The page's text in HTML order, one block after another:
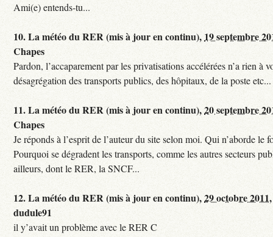
Ami(e) entends-tu...
10.La météo du RER (mis à jour en continu), 19 septembre
Chapes
Pardon, l’accaparement par les privatisations accélérées n’a rien à
désagrégation des transports publics, des hôpitaux, de la poste etc...
11.La météo du RER (mis à jour en continu),20 septembre
Chapes
Je réponds à l’esprit de l’auteur du site selon moi. Qui n’aborde le
Pourquoi se dégradent les transports, comme les autres secteurs
ailleurs, dont le RER, la SNCF...
12.La météo du RER (mis à jour en continu),29 octobre
dudule91
il y’avait un problème avec le RER C